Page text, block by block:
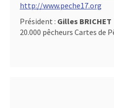
http://www.peche17.org
Président : Gilles BRICHET
20.000 pêcheurs Cartes de